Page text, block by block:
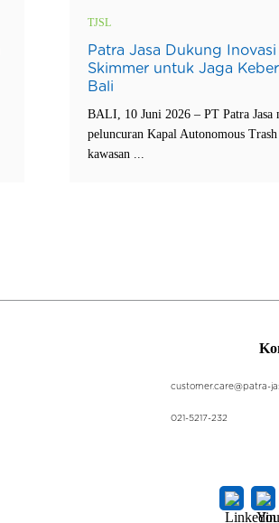
TJSL
Patra Jasa Dukung Inovasi
Skimmer untuk Jaga
Bali
BALI, 10 Juni 2026 – PT Patra Jasa
peluncuran Kapal Autonomous
kawasan ...
customer.care@patra-
021-5217-232